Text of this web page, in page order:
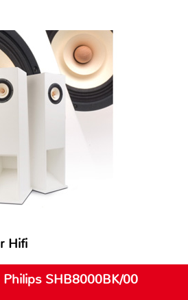
Hifi
SHB8000BK/00